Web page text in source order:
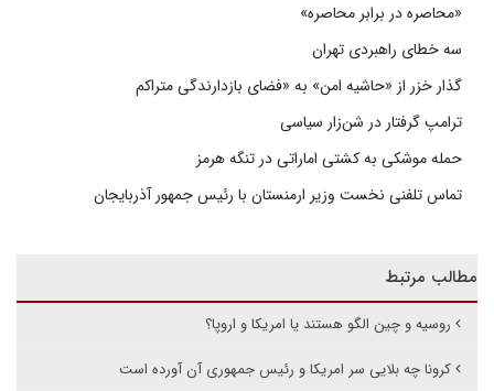
«محاصره در برابر محاصره»
سه خطای راهبردی تهران
گذار خزر از «حاشیه امن» به «فضای بازدارندگی متراکم
ترامپ گرفتار در شن‌زار سیاسی
حمله موشکی به کشتی اماراتی در تنگه هرمز
تماس تلفنی نخست وزیر ارمنستان با رئیس جمهور آذربایجان
مطالب مرتبط
روسیه و چین الگو هستند یا امریکا و اروپا؟
کرونا چه بلایی سر امریکا و رئیس جمهوری آن آورده است